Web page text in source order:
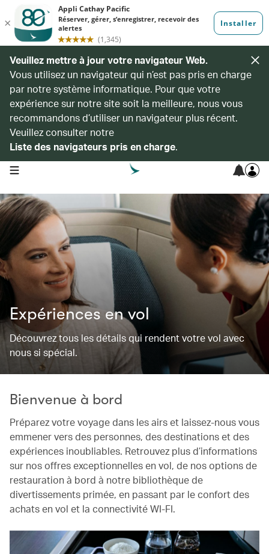
Veuillez mettre à jour votre navigateur Web.
Vous utilisez un navigateur qui n’est pas pris en charge
par notre système informatique. Pour que votre
expérience sur notre site soit la meilleure, nous vous
recommandons d’utiliser un navigateur plus récent.
Veuillez consulter notre
Liste des navigateurs pris en charge.
open navigation menu
Expériences en vol
Découvrez tous les détails qui rendent votre vol avec
nous si spécial.
Bienvenue à bord
Préparez votre voyage dans les airs et laissez-nous vous
emmener vers des personnes, des destinations et des
expériences inoubliables. Retrouvez plus d’informations
sur nos offres exceptionnelles en vol, de nos options de
restauration à bord à notre bibliothèque de
divertissements primée, en passant par le confort des
achats en vol et la connectivité WI-FI.